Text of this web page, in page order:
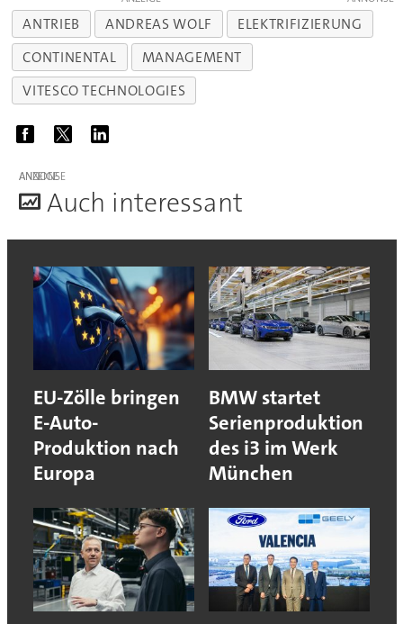
ANTRIEB ANDREAS WOLF
ELEKTRIFIZIERUNG
CONTINENTAL
MANAGEMENT
VITESCO TECHNOLOGIES
ANZEIGE
Auch interessant
EU-Zölle bringen
E-Auto-
Produktion nach
Europa
BMW startet
Serienproduktion
des i3 im Werk
München